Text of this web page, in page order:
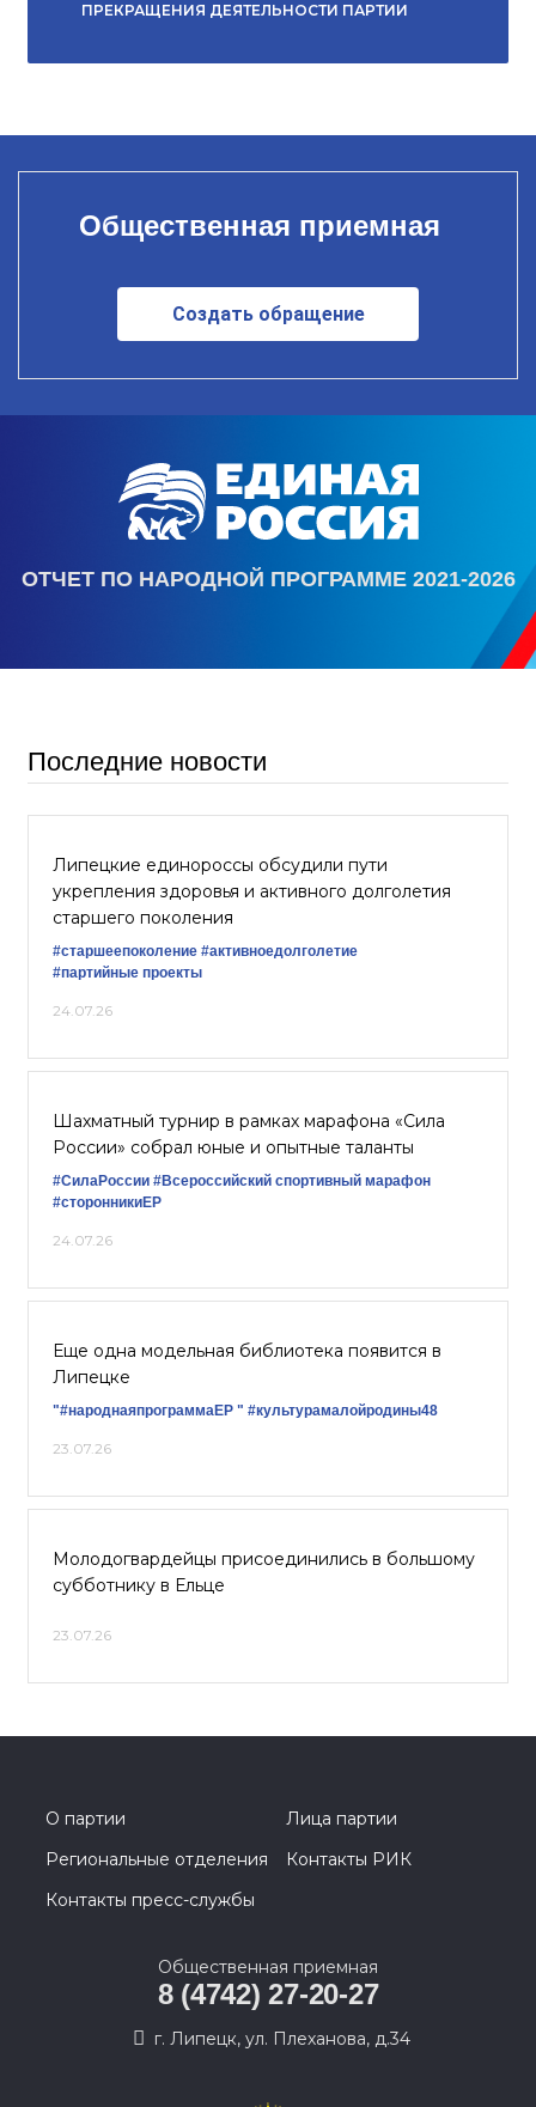
ПРЕКРАЩЕНИЯ ДЕЯТЕЛЬНОСТИ ПАРТИИ
Общественная приемная
Создать обращение
ОТЧЕТ ПО НАРОДНОЙ ПРОГРАММЕ 2021-2026
Последние новости
Липецкие единороссы обсудили пути
укрепления здоровья и активного долголетия
старшего поколения
#старшеепоколение #активноедолголетие
#партийные проекты
24.07.26
Шахматный турнир в рамках марафона «Сила
России» собрал юные и опытные таланты
#СилаРоссии #Всероссийский спортивный марафон
#сторонникиЕР
24.07.26
Еще одна модельная библиотека появится в
Липецке
"#народнаяпрограммаЕР " #культурамалойродины48
23.07.26
Молодогвардейцы присоединились в большому
субботнику в Ельце
23.07.26
О партии
Лица партии
Региональные отделения
Контакты РИК
Контакты пресс-службы
Общественная приемная
8 (4742) 27-20-27
г. Липецк, ул. Плеханова, д.34